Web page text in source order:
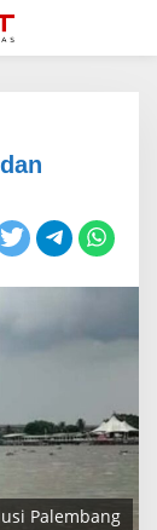
Palembang